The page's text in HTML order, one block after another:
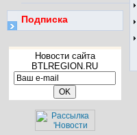
Подписка
Новости сайта
BTLREGION.RU